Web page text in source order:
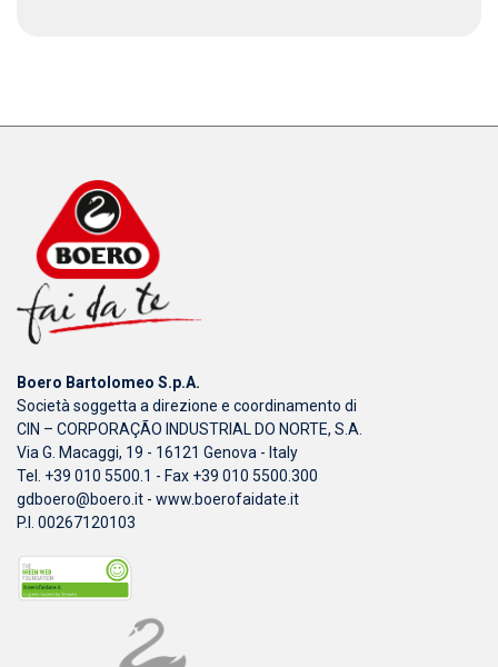
Boero Bartolomeo S.p.A.
Società soggetta a direzione e coordinamento di
CIN – CORPORAÇÃO INDUSTRIAL DO NORTE, S.A.
Via G. Macaggi, 19 - 16121 Genova - Italy
Tel. +39 010 5500.1 - Fax +39 010 5500.300
gdboero@boero.it - www.boerofaidate.it
P.I. 00267120103